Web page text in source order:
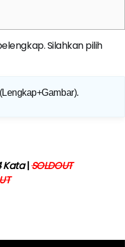
Silahkan pilih
.
Kata|SOLDOUT